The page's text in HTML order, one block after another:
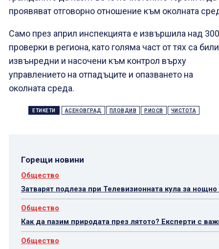
проявяват отговорно отношение към околната
Само през април инспекцията е извършила над 300
проверки в региона, като голяма част от тях са били
извънредни и насочени към контрол върху
управлението на отпадъците и опазването на
околната среда.
ЕТИКЕТИ АСЕНОВГРАД ПЛОВДИВ РИОСВ ЧИСТОТА
Горещи новини
Общество
Затварят подлеза при Телевизионната кула за
Общество
Как да пазим природата през лятото? Експерти с
Общество